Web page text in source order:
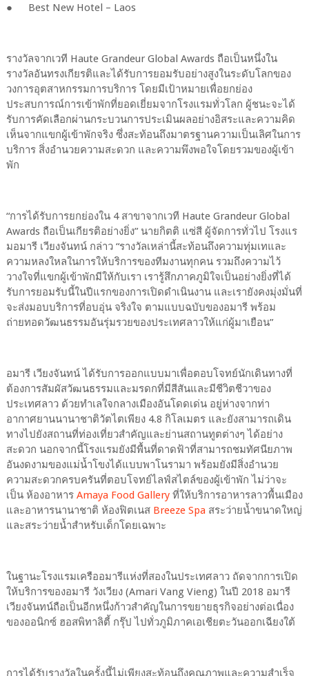
● Best New Hotel – Laos
รางวัลจากเวที Haute Grandeur Global Awards ถือเป็นหนึ่งใน
รางวัลอันทรงเกียรติและได้รับการยอมรับอย่างสูงในระดับโลกของ
วงการอุตสาหกรรมการบริการ โดยมีเป้าหมายเพื่อยกย่อง
ประสบการณ์การเข้าพักที่ยอดเยี่ยมจากโรงแรมทั่วโลก ผู้ชนะจะได้
รับการคัดเลือกผ่านกระบวนการประเมินผลอย่างอิสระและความคิด
เห็นจากแขกผู้เข้าพักจริง ซึ่งสะท้อนถึงมาตรฐานความเป็นเลิศในการ
บริการ สิ่งอำนวยความสะดวก และความพึงพอใจโดยรวมของผู้เข้า
พัก
“การได้รับการยกย่องใน 4 สาขาจากเวที Haute Grandeur Global
Awards ถือเป็นเกียรติอย่างยิ่ง” นายกิตติ แซ่สี ผู้จัดการทั่วไป โรงแร
มอมารี เวียงจันทน์ กล่าว “รางวัลเหล่านี้สะท้อนถึงความทุ่มเทและ
ความหลงใหลในการให้บริการของทีมงานทุกคน รวมถึงความไว้
วางใจที่แขกผู้เข้าพักมีให้กับเรา เรารู้สึกภาคภูมิใจเป็นอย่างยิ่งที่ได้
รับการยอมรับนี้ในปีแรกของการเปิดดำเนินงาน และเรายังคงมุ่งมั่นที่
จะส่งมอบบริการที่อบอุ่น จริงใจ ตามแบบฉบับของอมารี พร้อม
ถ่ายทอดวัฒนธรรมอันรุ่มรวยของประเทศลาวให้แก่ผู้มาเยือน”
อมารี เวียงจันทน์ ได้รับการออกแบบมาเพื่อตอบโจทย์นักเดินทางที่
ต้องการสัมผัสวัฒนธรรมและมรดกที่มีสีสันและมีชีวิตชีวาของ
ประเทศลาว ด้วยทำเลใจกลางเมืองอันโดดเด่น อยู่ห่างจากท่า
อากาศยานนานาชาติวัตไตเพียง 4.8 กิโลเมตร และยังสามารถเดิน
ทางไปยังสถานที่ท่องเที่ยวสำคัญและย่านสถานทูตต่างๆ ได้อย่าง
สะดวก นอกจากนี้โรงแรมยังมีพื้นที่ดาดฟ้าที่สามารถชมทัศนียภาพ
อันงดงามของแม่น้ำโขงได้แบบพาโนรามา พร้อมยังมีสิ่งอำนวย
ความสะดวกครบครันที่ตอบโจทย์ไลฟ์สไตล์ของผู้เข้าพัก ไม่ว่าจะ
เป็น ห้องอาหาร Amaya Food Galleryที่ให้บริการอาหารลาวพื้นเมือง
และอาหารนานาชาติ ห้องฟิตเนส Breeze Spa สระว่ายน้ำขนาดใหญ่
และสระว่ายน้ำสำหรับเด็กโดยเฉพาะ
ในฐานะโรงแรมเครืออมารีแห่งที่สองในประเทศลาว ถัดจากการเปิด
ให้บริการของอมารี วังเวียง (Amari Vang Vieng) ในปี 2018 อมารี
เวียงจันทน์ถือเป็นอีกหนึ่งก้าวสำคัญในการขยายธุรกิจอย่างต่อเนื่อง
ของออนิกซ์ ฮอสพิทาลิตี้ กรุ๊ป ไปทั่วภูมิภาคเอเชียตะวันออกเฉียงใต้
การได้รับรางวัลในครั้งนี้ไม่เพียงสะท้อนถึงคุณภาพและความสำเร็จ